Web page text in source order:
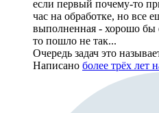
если первый почему-то
час на обработке, но все
выполненная - хорошо бы
то пошло не так...
Очередь задач это
Написано более трёх лет